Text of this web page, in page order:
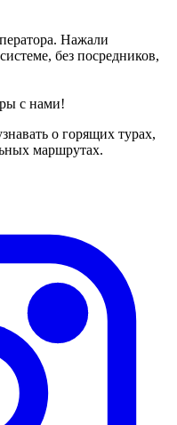
Нажали
без посредников,
с нами!
о горящих турах,
маршрутах.